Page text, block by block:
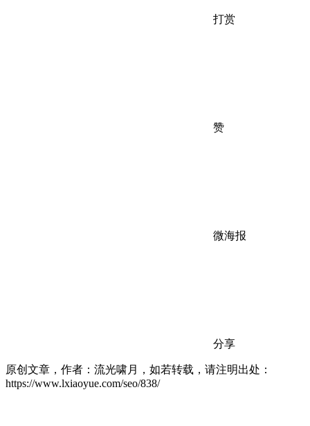
打赏
赞
微海报
分享
原创文章，作者：流光啸月，如若转载，请注明出处：
https://www.lxiaoyue.com/seo/838/